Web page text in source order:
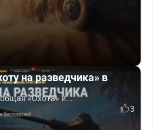
на разведчика» в
«Охота» и...
3